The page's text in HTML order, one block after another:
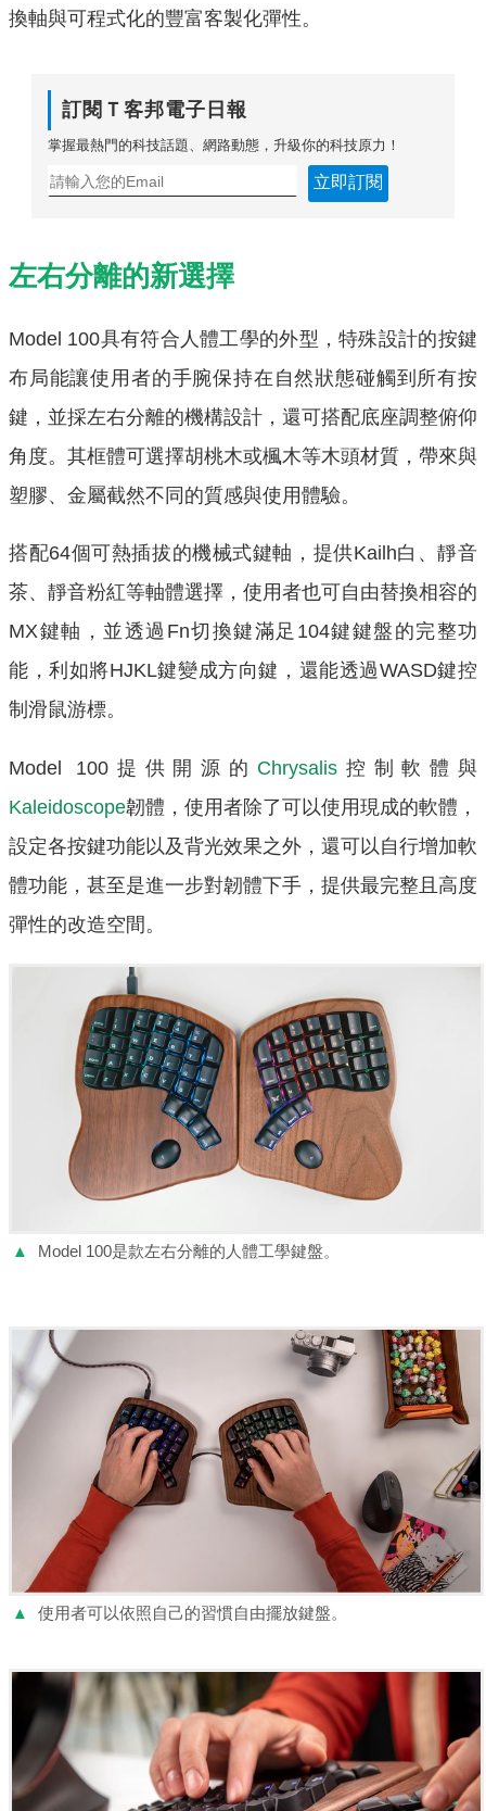
換軸與可程式化的豐富客製化彈性。
訂閱Ｔ客邦電子日報
掌握最熱門的科技話題、網路動態，升級你的科技原力！
立即訂閱
左右分離的新選擇
Model 100具有符合人體工學的外型，特殊設計的按鍵
布局能讓使用者的手腕保持在自然狀態碰觸到所有按
鍵，並採左右分離的機構設計，還可搭配底座調整俯仰
角度。其框體可選擇胡桃木或楓木等木頭材質，帶來與
塑膠、金屬截然不同的質感與使用體驗。
搭配64個可熱插拔的機械式鍵軸，提供Kailh白、靜音
茶、靜音粉紅等軸體選擇，使用者也可自由替換相容的
MX鍵軸，並透過Fn切換鍵滿足104鍵鍵盤的完整功
能，利如將HJKL鍵變成方向鍵，還能透過WASD鍵控
制滑鼠游標。
Model 100提供開源的 Chrysalis控制軟體與
Kaleidoscope韌體，使用者除了可以使用現成的軟體，
設定各按鍵功能以及背光效果之外，還可以自行增加軟
體功能，甚至是進一步對韌體下手，提供最完整且高度
彈性的改造空間。
▲ Model 100是款左右分離的人體工學鍵盤。
▲ 使用者可以依照自己的習慣自由擺放鍵盤。